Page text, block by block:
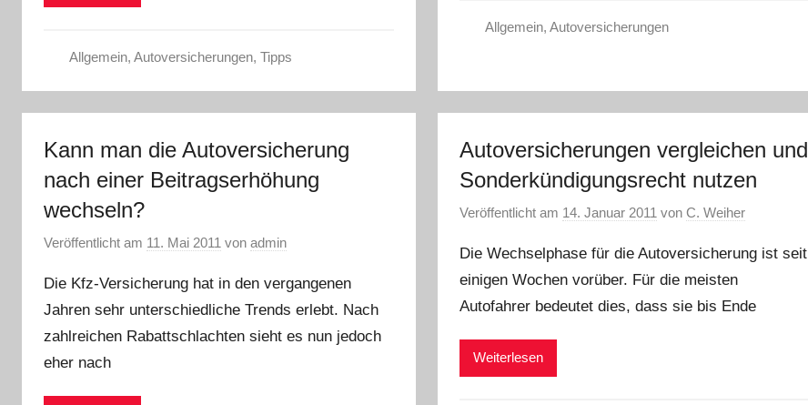
Allgemein, Autoversicherungen, Tipps
Allgemein, Autoversicherungen
Kann man die Autoversicherung
nach einer Beitragserhöhung
wechseln?
Veröffentlicht am 11. Mai 2011 von admin
Die Kfz-Versicherung hat in den vergangenen
Jahren sehr unterschiedliche Trends erlebt. Nach
zahlreichen Rabattschlachten sieht es nun jedoch
eher nach
Autoversicherungen vergleichen und
Sonderkündigungsrecht nutzen
Veröffentlicht am 14. Januar 2011 vonC. Weiher
Die Wechselphase für die Autoversicherung ist seit
einigen Wochen vorüber. Für die meisten
Autofahrer bedeutet dies, dass sie bis Ende
Weiterlesen